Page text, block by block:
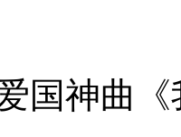
困 神曲《